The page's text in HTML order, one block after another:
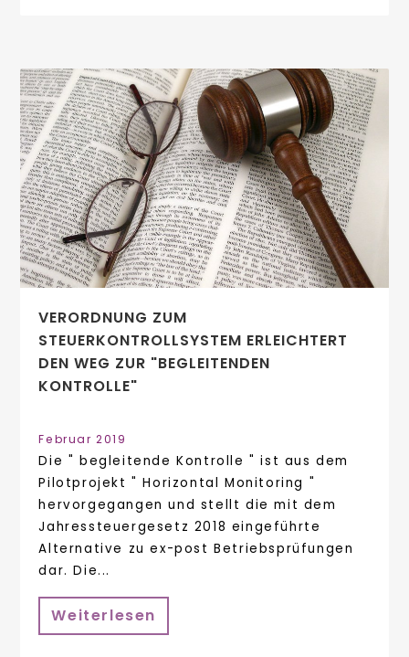
VERORDNUNG ZUM
STEUERKONTROLLSYSTEM ERLEICHTERT
DEN WEG ZUR "BEGLEITENDEN
KONTROLLE"
Februar 2019
Die " begleitende Kontrolle " ist aus dem
Pilotprojekt " Horizontal Monitoring "
hervorgegangen und stellt die mit dem
Jahressteuergesetz 2018 eingeführte
Alternative zu ex-post Betriebsprüfungen
dar. Die...
Weiterlesen